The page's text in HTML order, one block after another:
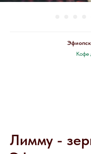
Кофе
Лимму -